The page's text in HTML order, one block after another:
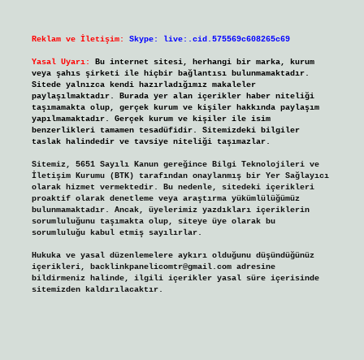
Reklam ve İletişim: Skype: live:.cid.575569c608265c69
Yasal Uyarı:
Bu internet sitesi, herhangi bir marka, kurum
veya şahıs şirketi ile hiçbir bağlantısı bulunmamaktadır.
Sitede yalnızca kendi hazırladığımız makaleler
paylaşılmaktadır. Burada yer alan içerikler haber niteliği
taşımamakta olup, gerçek kurum ve kişiler hakkında paylaşım
yapılmamaktadır. Gerçek kurum ve kişiler ile isim
benzerlikleri tamamen tesadüfidir. Sitemizdeki bilgiler
taslak halindedir ve tavsiye niteliği taşımazlar.
Sitemiz, 5651 Sayılı Kanun gereğince Bilgi Teknolojileri ve
İletişim Kurumu (BTK) tarafından onaylanmış bir Yer Sağlayıcı
olarak hizmet vermektedir. Bu nedenle, sitedeki içerikleri
proaktif olarak denetleme veya araştırma yükümlülüğümüz
bulunmamaktadır. Ancak, üyelerimiz yazdıkları içeriklerin
sorumluluğunu taşımakta olup, siteye üye olarak bu
sorumluluğu kabul etmiş sayılırlar.
Hukuka ve yasal düzenlemelere aykırı olduğunu düşündüğünüz
içerikleri, backlinkpanelicomtr@gmail.comadresine
bildirmeniz halinde, ilgili içerikler yasal süre içerisinde
sitemizden kaldırılacaktır.